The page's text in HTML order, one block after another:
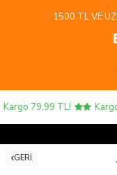
1500 TL VE
79,99 TL! Kargo
GERI